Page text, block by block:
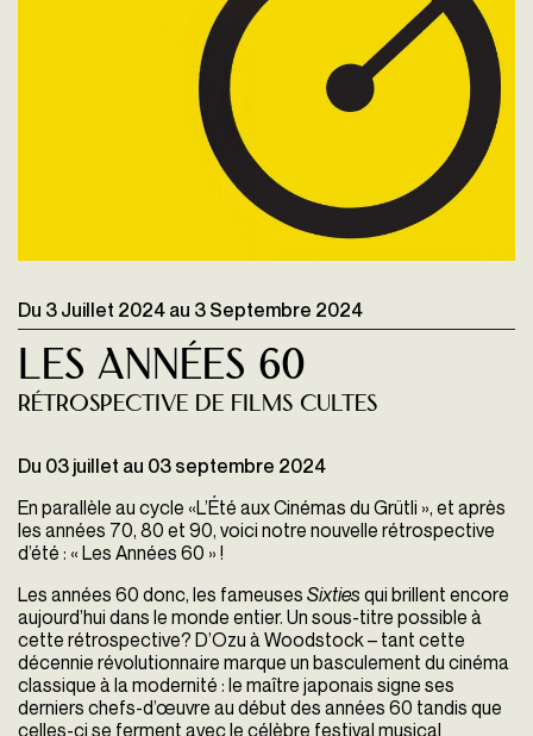
Du 3 Juillet 2024 au 3 Septembre 2024
Les Années 60
Rétrospective de films cultes
Du 03 juillet au 03 septembre 2024
En parallèle au cycle «L’Été aux Cinémas du Grütli », et après
les années 70, 80 et 90, voici notre nouvelle rétrospective
d’été : « Les Années 60 » !
Les années 60 donc, les fameuses Sixties qui brillent encore
aujourd’hui dans le monde entier. Un sous-titre possible à
cette rétrospective? D’Ozu à Woodstock – tant cette
décennie révolutionnaire marque un basculement du cinéma
classique à la modernité : le maître japonais signe ses
derniers chefs-d’œuvre au début des années 60 tandis que
celles-ci se ferment avec le célèbre festival musical